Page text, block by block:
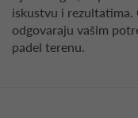
iskustvu i
odgovaraju vašim
padel terenu.